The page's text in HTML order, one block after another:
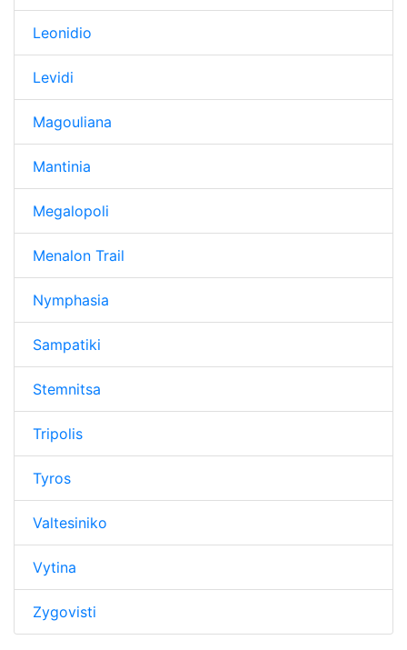
Leonidio
Levidi
Magouliana
Mantinia
Megalopoli
Menalon Trail
Nymphasia
Sampatiki
Stemnitsa
Tripolis
Tyros
Valtesiniko
Vytina
Zygovisti